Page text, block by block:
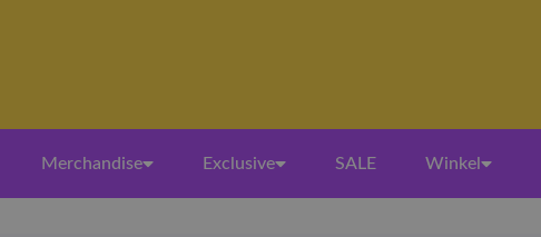
Merchandise Exclusive SALE Winkel